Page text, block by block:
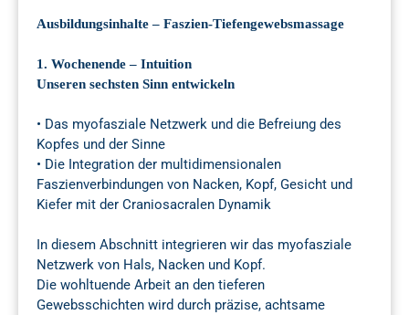
Ausbildungsinhalte – Faszien-Tiefengewebsmassage
1. Wochenende – Intuition
Unseren sechsten Sinn entwickeln
• Das myofasziale Netzwerk und die Befreiung des
Kopfes und der Sinne
• Die Integration der multidimensionalen
Faszienverbindungen von Nacken, Kopf, Gesicht und
Kiefer mit der Craniosacralen Dynamik
In diesem Abschnitt integrieren wir das myofasziale
Netzwerk von Hals, Nacken und Kopf.
Die wohltuende Arbeit an den tieferen
Gewebsschichten wird durch präzise, achtsame